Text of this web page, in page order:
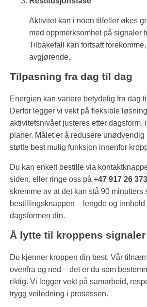
Aktivitet kan i noen tilfeller økes
med oppmerksomhet på signaler
Tilbakefall kan fortsatt
avgjørende.
Tilpasning fra dag til dag
Energien kan variere betydelig fra dag
Derfor legger vi vekt på fleksible
aktivitetsnivået justeres etter dagsform,
planer. Målet er å redusere unødvendig
støtte best mulig funksjon innenfor
Du kan enkelt bestille via
siden, eller ringe oss på +47 917 26 373
skremme av at det kan stå 90 minutters
bestillingsknappen – lengde og innhold
dagsformen din.
Å lytte til kroppens signaler
Du kjenner kroppen din best. Vår
ovenfra og ned – det er du som
riktig. Vi legger vekt på samarbeid,
trygg veiledning i prosessen.